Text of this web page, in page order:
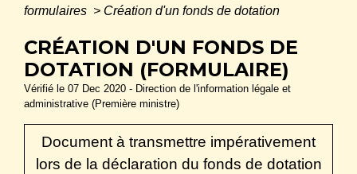
formulaires > Création d'un fonds de dotation
CRÉATION D'UN FONDS DE
DOTATION (FORMULAIRE)
Vérifié le 07 Dec 2020 - Direction de l'information légale et
administrative (Première ministre)
Document à transmettre impérativement
lors de la déclaration du fonds de dotation